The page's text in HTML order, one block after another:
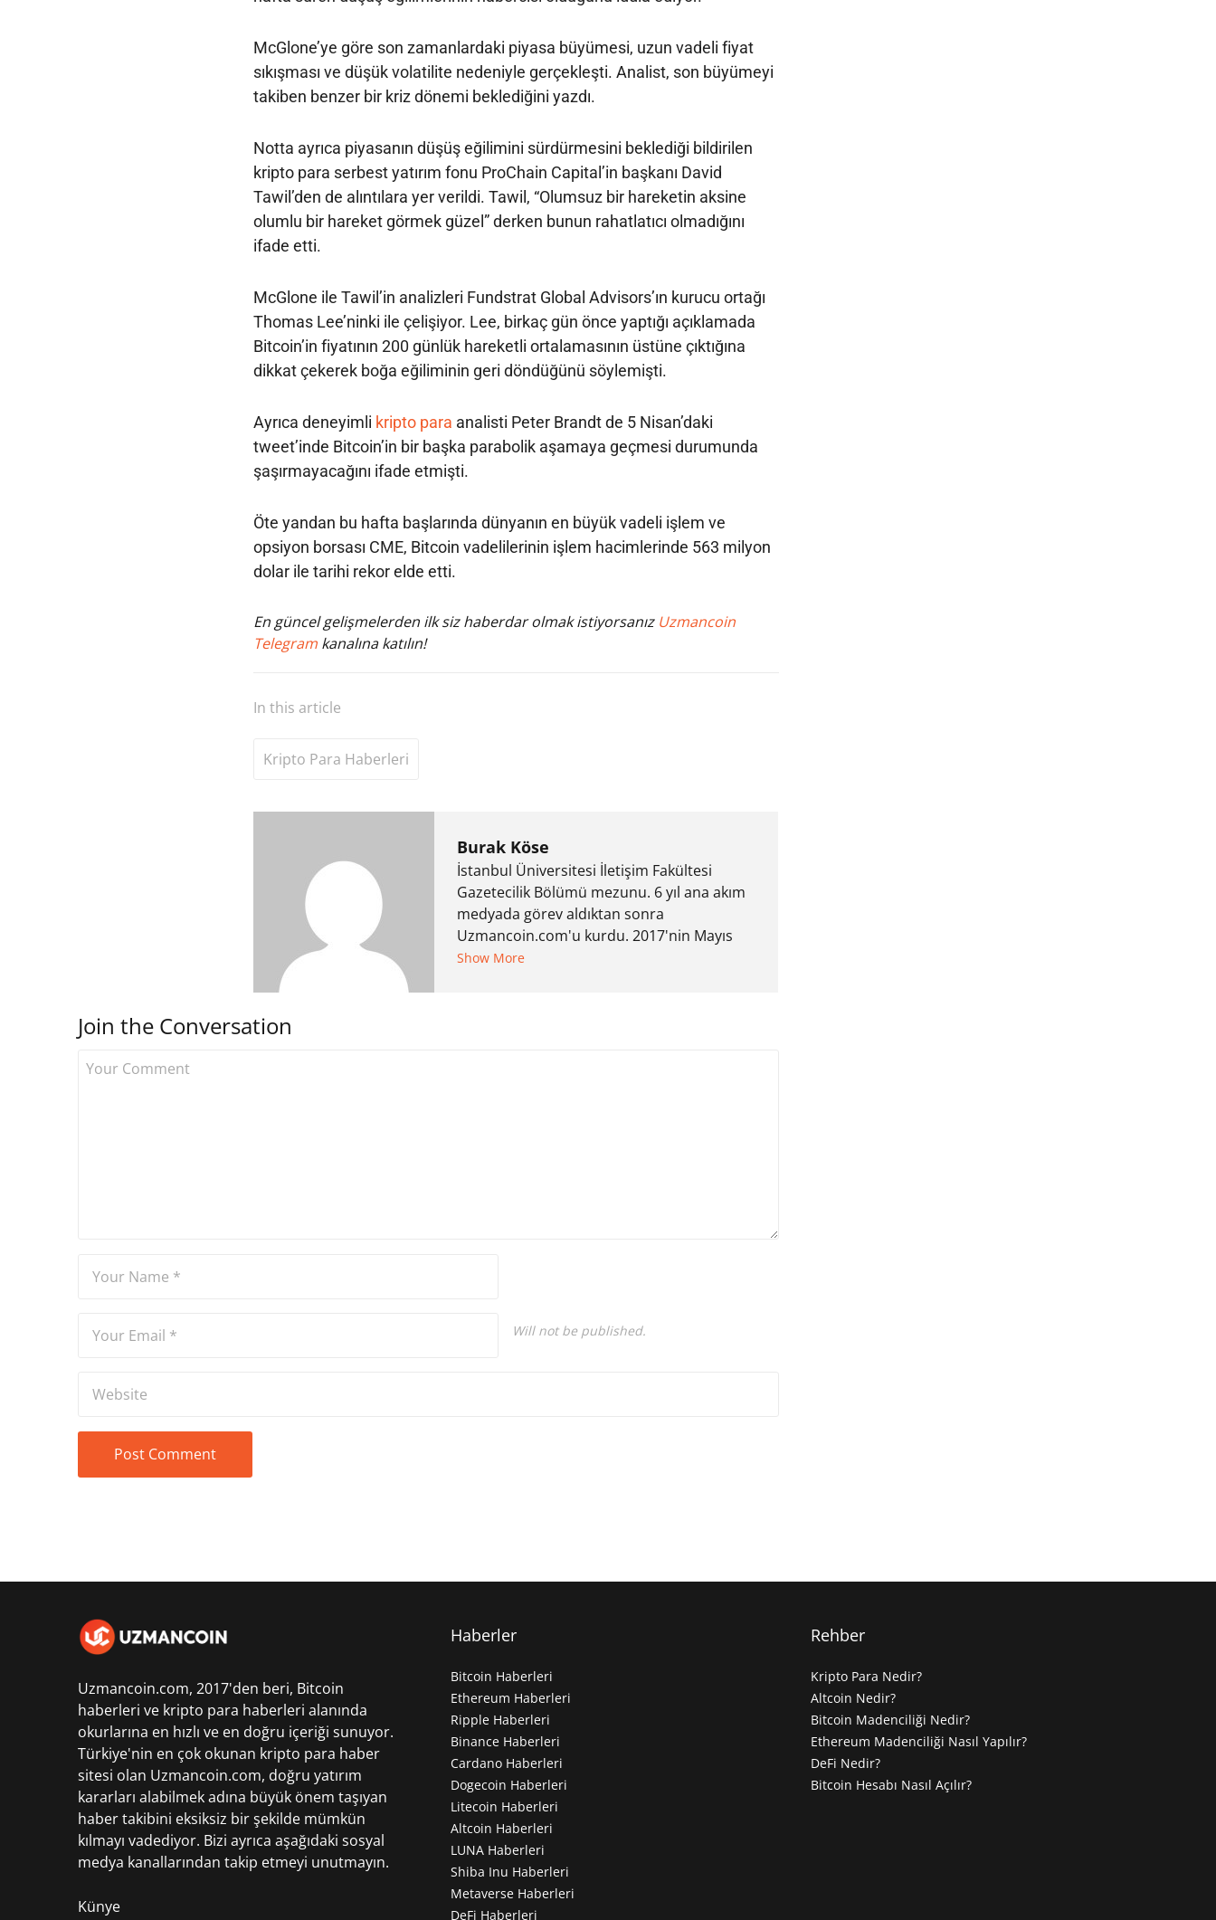
McGlone’ye göre son zamanlardaki piyasa büyümesi, uzun vadeli fiyat
sıkışması ve düşük volatilite nedeniyle gerçekleşti. Analist, son büyümeyi
takiben benzer bir kriz dönemi beklediğini yazdı.
Notta ayrıca piyasanın düşüş eğilimini sürdürmesini beklediği bildirilen
kripto para serbest yatırım fonu ProChain Capital’in başkanı David
Tawil’den de alıntılara yer verildi. Tawil, “Olumsuz bir hareketin aksine
olumlu bir hareket görmek güzel” derken bunun rahatlatıcı olmadığını
ifade etti.
McGlone ile Tawil’in analizleri Fundstrat Global Advisors’ın kurucu ortağı
Thomas Lee’ninki ile çelişiyor. Lee, birkaç gün önce yaptığı açıklamada
Bitcoin’in fiyatının 200 günlük hareketli ortalamasının üstüne çıktığına
dikkat çekerek boğa eğiliminin geri döndüğünü söylemişti.
Ayrıca deneyimli kripto para analisti Peter Brandt de 5 Nisan’daki
tweet’inde Bitcoin’in bir başka parabolik aşamaya geçmesi durumunda
şaşırmayacağını ifade etmişti.
Öte yandan bu hafta başlarında dünyanın en büyük vadeli işlem ve
opsiyon borsası CME, Bitcoin vadelilerinin işlem hacimlerinde 563 milyon
dolar ile tarihi rekor elde etti.
En güncel gelişmelerden ilk siz haberdar olmak istiyorsanız Uzmancoin
Telegram kanalına katılın!
In this article
Kripto Para Haberleri
Burak Köse
İstanbul Üniversitesi İletişim Fakültesi
Gazetecilik Bölümü mezunu. 6 yıl ana akım
medyada görev aldıktan sonra
Uzmancoin.com'u kurdu. 2017'nin Mayıs
ayından bu yana bilfiil kripto para
Show More
Join the Conversation
Will not be published.
Uzmancoin.com, 2017'den beri, Bitcoin
haberleri ve kripto para haberleri alanında
okurlarına en hızlı ve en doğru içeriği sunuyor.
Türkiye'nin en çok okunan kripto para haber
sitesi olan Uzmancoin.com, doğru yatırım
kararları alabilmek adına büyük önem taşıyan
haber takibini eksiksiz bir şekilde mümkün
kılmayı vadediyor. Bizi ayrıca aşağıdaki sosyal
medya kanallarından takip etmeyi unutmayın.
Künye
Haberler
Bitcoin Haberleri
Ethereum Haberleri
Ripple Haberleri
Binance Haberleri
Cardano Haberleri
Dogecoin Haberleri
Litecoin Haberleri
Altcoin Haberleri
LUNA Haberleri
Shiba Inu Haberleri
Metaverse Haberleri
DeFi Haberleri
Rehber
Kripto Para Nedir?
Altcoin Nedir?
Bitcoin Madenciliği Nedir?
Ethereum Madenciliği Nasıl Yapılır?
DeFi Nedir?
Bitcoin Hesabı Nasıl Açılır?